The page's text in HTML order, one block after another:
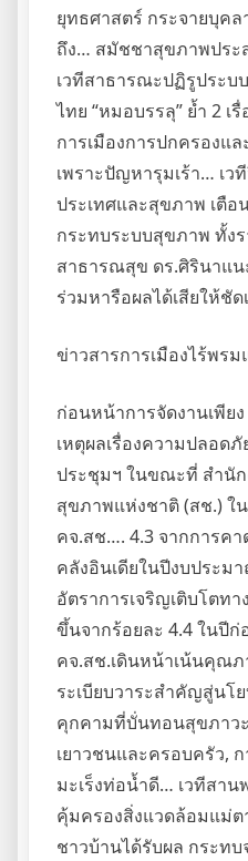
ยุทธศาสตร์ กระจายบุค
ถึง… สมัชชาสุขภาพประ
เวทีสาธารณะปฏิรูประบ
ไทย “หมอบรรลุ” ย้ำ 2
การเมืองการปกครองแ
เพราะปัญหารุมเร้า… เว
ประเทศและสุขภาพ เตือ
กระทบระบบสุขภาพ ทั้ง
สาธารณสุข ดร.ศิรินาแ
ร่วมหารือผลได้เสียให้ชั
ข่าวสารการเมืองไร้พร
ก่อนหน้าการจัดงานเพีย
เหตุผลเรื่องความปลอด
ประชุมฯ ในขณะที่ สำนั
สุขภาพแห่งชาติ (สช.) ใ
คจ.สช…. 4.3 จากการค
คลังอินเดียในปีงบประม
อัตราการเจริญเติบโตทา
ขึ้นจากร้อยละ 4.4 ในปีก่
คจ.สช.เดินหน้าเน้นคุณภ
ระเบียบวาระสำคัญสู่นโ
คุกคามที่บั่นทอนสุขภาวะ
เยาวชนและครอบครัว,
มะเร็งท่อน้ำดี… เวทีสา
คุ้มครองสิ่งแวดล้อมแม่ต
ชาวบ้านได้รับผล กระท